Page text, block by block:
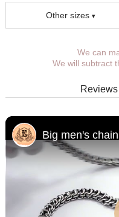
Other sizes
We can
We will subtract